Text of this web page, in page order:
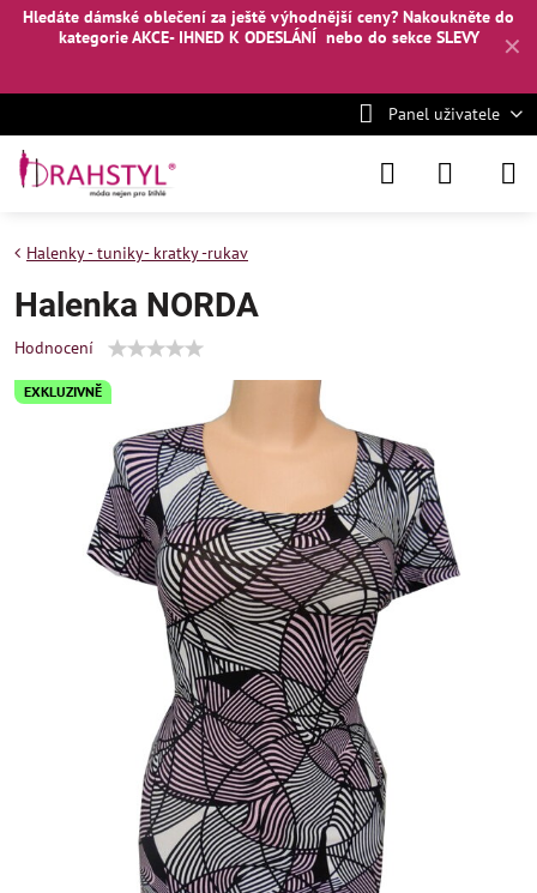
✕
Hledáte dámské oblečení za ještě výhodnější ceny? Nakoukněte do
kategorie AKCE- IHNED K ODESLÁNÍ nebo do sekce SLEVY
Panel uživatele
EXKLUZIVNĚ
Halenky - tuniky- kratky -rukav
Halenka NORDA
Hodnocení